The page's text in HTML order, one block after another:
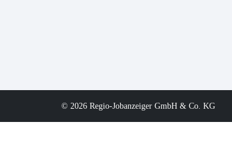
© 2026 Regio-Jobanzeiger GmbH & Co. KG